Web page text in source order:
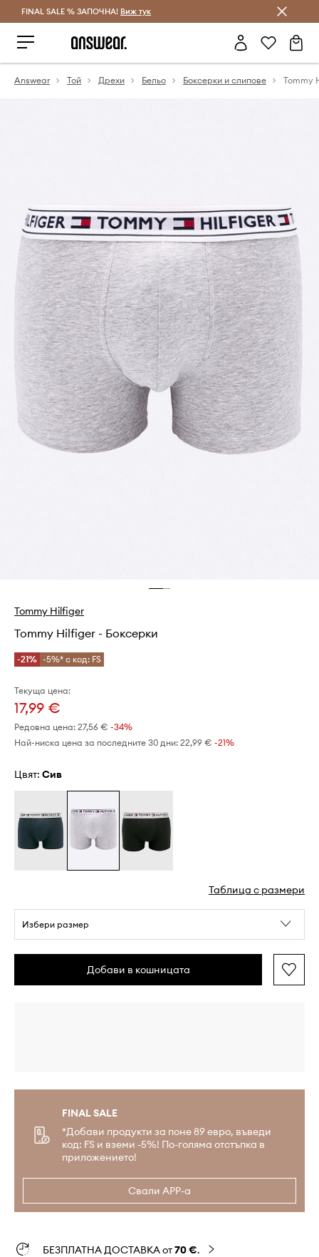
Спестявай с Answear Club
FINAL SALE % ЗАПОЧНА! Виж тук
Answear Той Дрехи Бельо Боксерки и слипове Tommy
Tommy Hilfiger
Tommy Hilfiger - Боксерки
-21% -5%* с код: FS
Текуща цена:
17,99 €
Редовна цена: 27,56 € -34%
Най-ниска цена за последните 30 дни: 22,99 € -21%
Цвят: сив
Таблица с размери
Избери размер
Добави в кошницата
FINAL SALE
*Добави продукти за поне 89 евро, въведи
код: FS и вземи -5%! По-голяма отстъпка в
приложението!
Свали APP-а
БЕЗПЛАТНА ДОСТАВКА от70 €.